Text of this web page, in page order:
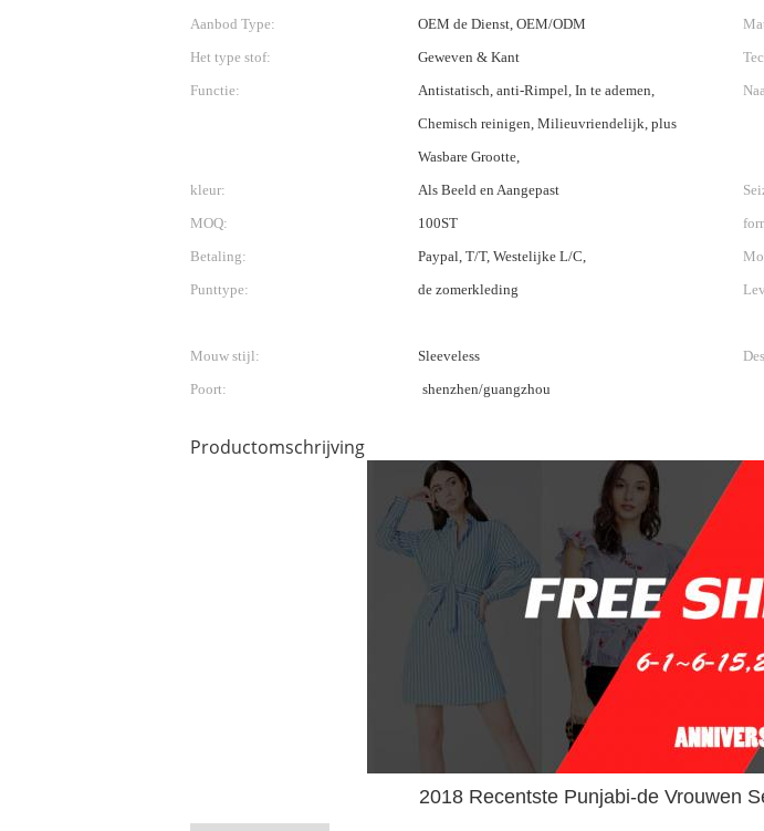
Aanbod Type:
OEM de Dienst, OEM/ODM
Het type stof:
Geweven & Kant
Functie:
Antistatisch, anti-Rimpel, In te ademen,
Chemisch reinigen, Milieuvriendelijk, plus
Wasbare Grootte,
kleur: Als Beeld en Aangepast
MOQ:
100ST
Betaling:
Paypal, T/T, Westelijke L/C,
Punttype:
de zomerkleding
Mouw stijl:
Sleeveless
Poort:
shenzhen/guangzhou
Productomschrijving
2018 Recentste Punjabi-de Vrouwen